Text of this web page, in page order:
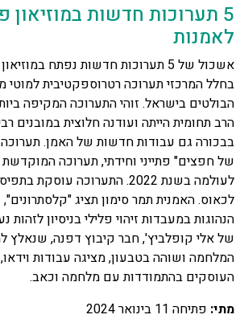
5 תערוכות חדשות
לאמנות
אשכול של 5 תערוכות חדשות נפתח
בחלל המרכזי תערוכה רטרוספקטיבית למוטי
הבולטים בישראל. זוהי התערוכה המקיפה
הרב תחומית הייתה ועודנה חלוצית במובנים
בבכורה גם עבודות חדשות של האמן.
של חפצים" פתייני וחידתי, תערוכה
לעולמה בשנת 2022. התערוכה
לכאוס. האמנית תמר סימון תציג
הנהוגות במעבדות זיהוי פלילי בניסיון לזהות
של אלי קופלביץ', חבר קיבוץ דפנה, שנאלץ
המלחמה ושוהה בטבעון, מציגה עבודות וידאו,
העוסקים בהתמודדות עם מלחמה וכאב.
מתי: פתיחה 11 בינואר 2024